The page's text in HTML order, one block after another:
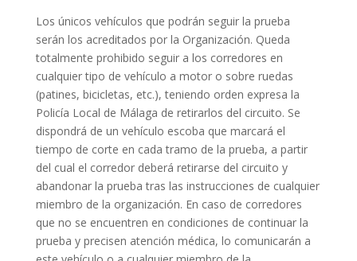
Los únicos vehículos que podrán seguir la prueba
serán los acreditados por la Organización. Queda
totalmente prohibido seguir a los corredores en
cualquier tipo de vehículo a motor o sobre ruedas
(patines, bicicletas, etc.), teniendo orden expresa la
Policía Local de Málaga de retirarlos del circuito. Se
dispondrá de un vehículo escoba que marcará el
tiempo de corte en cada tramo de la prueba, a partir
del cual el corredor deberá retirarse del circuito y
abandonar la prueba tras las instrucciones de cualquier
miembro de la organización. En caso de corredores
que no se encuentren en condiciones de continuar la
prueba y precisen atención médica, lo comunicarán a